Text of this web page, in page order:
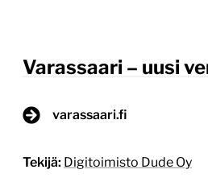
Varassaari – uusi
varassaari.fi
Tekijä: Digitoimisto Dude Oy